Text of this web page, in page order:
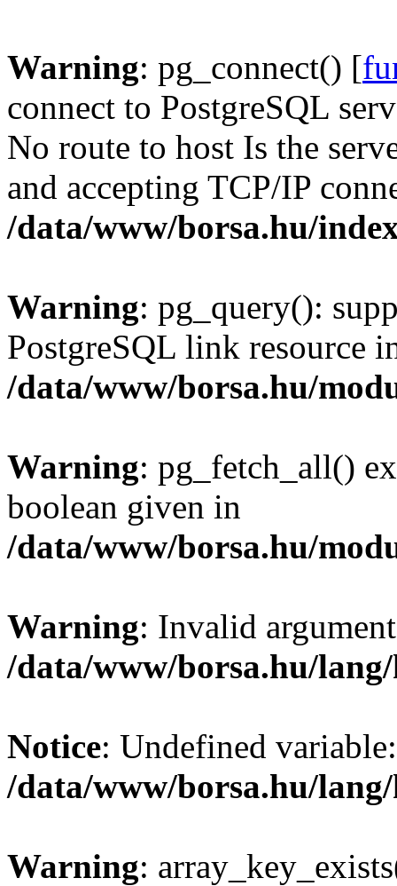
Warning: pg_connect() [
connect to PostgreSQL
No route to host Is the
and accepting TCP/IP
/data/www/borsa.hu/
Warning: pg_query():
PostgreSQL link resource
/data/www/borsa.hu/
Warning: pg_fetch_all()
boolean given in
/data/www/borsa.hu/
Warning: Invalid
/data/www/borsa.hu/
Notice: Undefined
/data/www/borsa.hu/
Warning: